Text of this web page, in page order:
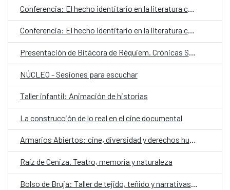
Conferencia: El hecho identitario en la literatura contemporánea
Conferencia: El hecho identitario en la literatura contemporánea
Presentación de Bitácora de Réquiem. Crónicas Saturnales
NÚCLEO - Sesiones para escuchar
Taller infantil: Animación de historias
La construcción de lo real en el cine documental
Armarios Abiertos: cine, diversidad y derechos humanos
Raíz de Ceniza. Teatro, memoria y naturaleza